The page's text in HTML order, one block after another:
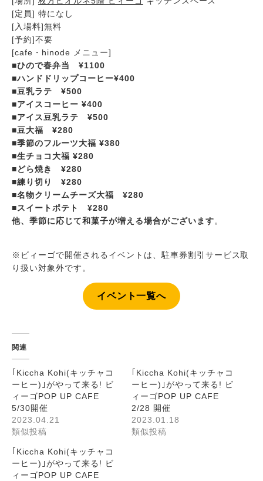
[定員] 特になし
[入場料]無料
[予約]不要
[cafe・hinode メニュー]
■ひので春弁当 ¥1100
■ハンドドリップコーヒー¥400
■豆乳ラテ ¥500
■アイスコーヒー ¥400
■アイス豆乳ラテ ¥500
■豆大福 ¥280
■季節のフルーツ大福 ¥380
■生チョコ大福 ¥280
■どら焼き ¥280
■練り切り ¥280
■名物クリームチーズ大福 ¥280
■スイートポテト ¥280
他、季節に応じて和菓子が増える場合がございます。
※ビィーゴで開催されるイベントは、駐車券割引サービス取
り扱い対象外です。
イベント一覧へ
関連
｢Kiccha Kohi(キッチャコ
ーヒー)｣がやって来る! ビ
ィーゴPOP UP CAFE
5/30開催
2023.04.21
類似投稿
｢Kiccha Kohi(キッチャコ
ーヒー)｣がやって来る! ビ
ィーゴPOP UP CAFE
2/28 開催
2023.01.18
類似投稿
｢Kiccha Kohi(キッチャコ
ーヒー)｣がやって来る! ビ
ィーゴPOP UP CAFE